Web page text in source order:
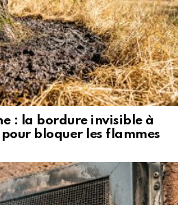
: la bordure invisible à
bloquer les flammes